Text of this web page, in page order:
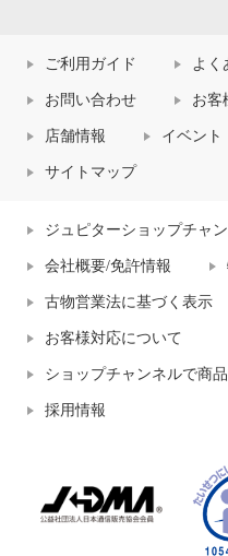
ご利用ガイド よく
お問い合わせ お客
店舗情報 イベント
サイトマップ
ジュピターショップチャ
会社概要/免許情報
古物営業法に基づく表示
お客様対応について
ショップチャンネルで商
採用情報